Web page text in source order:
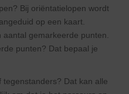
Bij oriëntatielopen wordt
op een kaart.
gemarkeerde punten.
punten? Dat bepaal je
Dat kan alle